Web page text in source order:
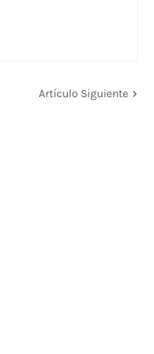
Artículo Siguiente